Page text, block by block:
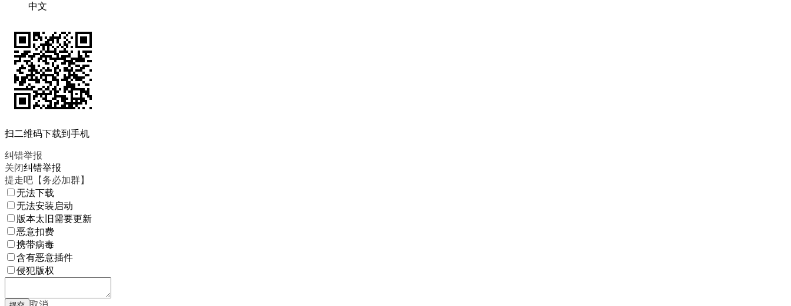
中文
扫二维码下载到手机
纠错举报
关闭纠错举报
提走吧【务必加群】
无法下载
无法安装启动
版本太旧需要更新
恶意扣费
携带病毒
含有恶意插件
侵犯版权